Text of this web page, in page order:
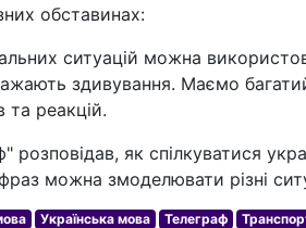
обставинах:
ситуацій можна
здивування. Маємо
та реакцій.
розповідав, як спілкуватися
можна змоделювати різні
Українська мова Телеграф